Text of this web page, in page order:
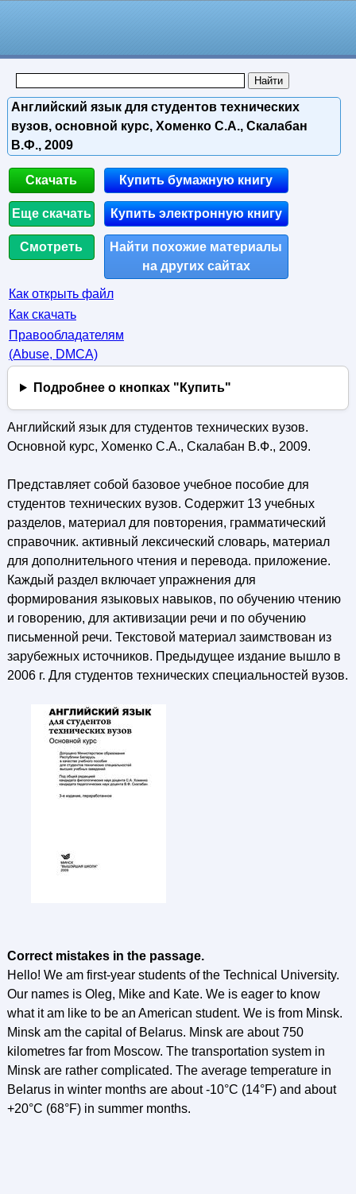
Английский язык для студентов технических
вузов, основной курс, Хоменко С.А., Скалабан
В.Ф., 2009
Скачать
Еще скачать
Смотреть
Купить бумажную книгу
Купить электронную книгу
Найти похожие материалы
на других сайтах
Как открыть файл
Как скачать
Правообладателям
(Abuse, DMСA)
Подробнее о кнопках "Купить"
Английский язык для студентов технических вузов.
Основной курс, Хоменко С.А., Скалабан В.Ф., 2009.
Представляет собой базовое учебное пособие для
студентов технических вузов. Содержит 13 учебных
разделов, материал для повторения, грамматический
справочник. активный лексический словарь, материал
для дополнительного чтения и перевода. приложение.
Каждый раздел включает упражнения для
формирования языковых навыков, по обучению чтению
и говорению, для активизации речи и по обучению
письменной речи. Текстовой материал заимствован из
зарубежных источников. Предыдущее издание вышло в
2006 г. Для студентов технических специальностей вузов.
Correct mistakes in the passage.
Hello! We am first-year students of the Technical University.
Our names is Oleg, Mike and Kate. We is eager to know
what it am like to be an American student. We is from Minsk.
Minsk am the capital of Belarus. Minsk are about 750
kilometres far from Moscow. The transportation system in
Minsk are rather complicated. The average temperature in
Belarus in winter months are about -10°C (14°F) and about
+20°C (68°F) in summer months.